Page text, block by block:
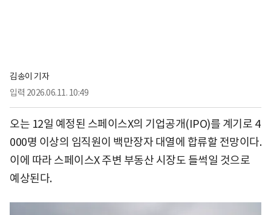
김송이 기자
입력 2026.06.11. 10:49
오는 12일 예정된 스페이스X의 기업공개(IPO)를 계기로 4
000명 이상의 임직원이 백만장자 대열에 합류할 전망이다.
이에 따라 스페이스X 주변 부동산 시장도 들썩일 것으로
예상된다.